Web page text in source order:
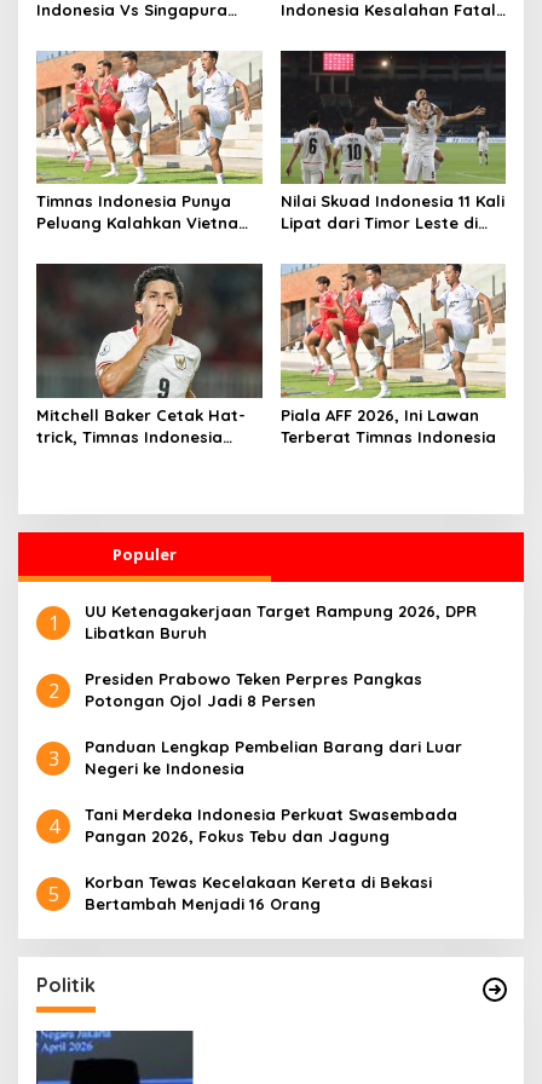
Indonesia Vs Singapura
Indonesia Kesalahan Fatal
Sebabnya
Timnas Indonesia Punya
Peluang Kalahkan Vietnam
Piala AFF 2026
Nilai Skuad Indonesia 11 Kali
Lipat dari Timor Leste di
Mitchell Baker Cetak Hat-
trick, Timnas Indonesia
Piala AFF 2026, Ini Lawan
Terberat Timnas Indonesia
Populer
1
UU Ketenagakerjaan Target Rampung 2026, DPR
Libatkan Buruh
2
Presiden Prabowo Teken Perpres Pangkas
Potongan Ojol Jadi 8 Persen
3
Panduan Lengkap Pembelian Barang dari Luar
Negeri ke Indonesia
4
Tani Merdeka Indonesia Perkuat Swasembada
Pangan 2026, Fokus Tebu dan Jagung
5
Korban Tewas Kecelakaan Kereta di Bekasi
Bertambah Menjadi 16 Orang
Politik